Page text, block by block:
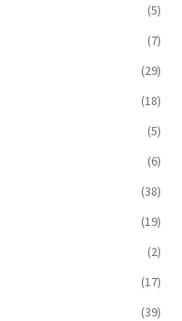
(5)
(7)
(29)
(18)
(5)
(6)
(38)
(19)
(2)
(17)
(39)